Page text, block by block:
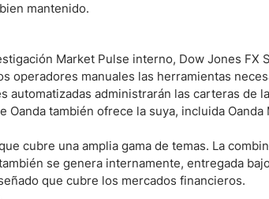
mantenido.
Market Pulse interno, Dow Jones FX
operadores manuales las herramientas
administrarán las carteras de
también ofrece la suya, incluida Oanda
cubre una amplia gama de temas. La
se genera internamente, entregada
que cubre los mercados financieros.